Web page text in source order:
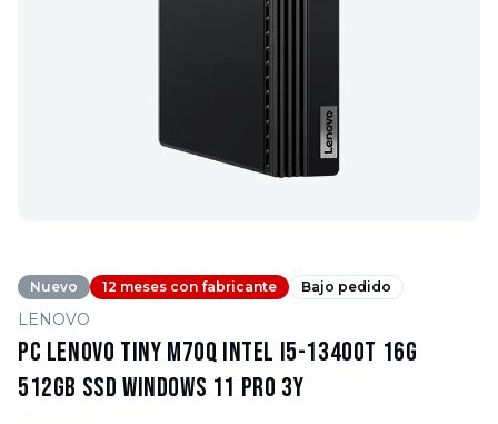
Nuevo 12 meses con fabricante Bajo pedido
LENOVO
PC Lenovo Tiny M70q Intel i5-13400T 16G
512GB SSD Windows 11 Pro 3Y